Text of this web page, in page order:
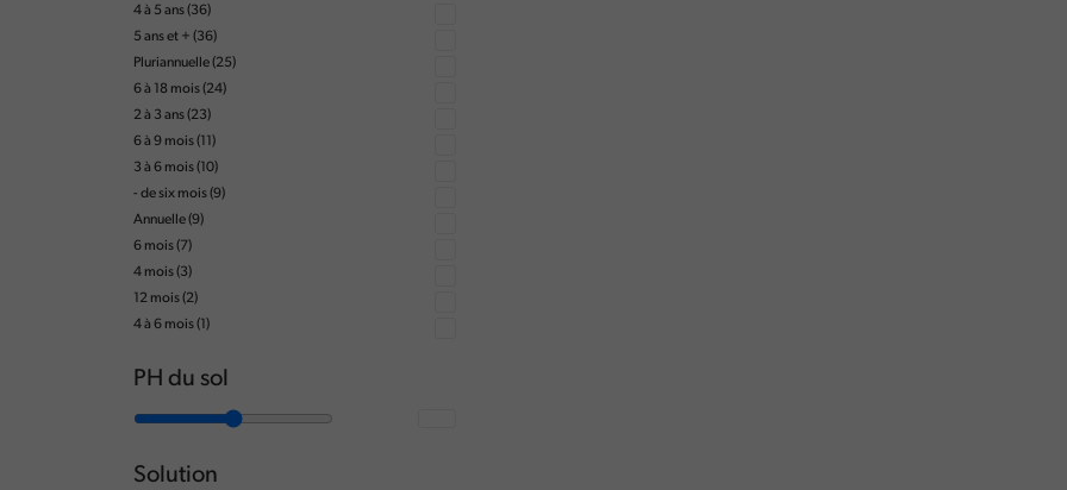
4 à 5 ans(36)
5 ans et + (36)
Pluriannuelle(25)
6 à 18 mois(24)
2 à 3 ans(23)
6 à 9 mois(11)
3 à 6 mois(10)
- de six mois(9)
Annuelle(9)
6 mois(7)
4 mois(3)
12 mois(2)
4 à 6 mois(1)
PH du sol
Solution